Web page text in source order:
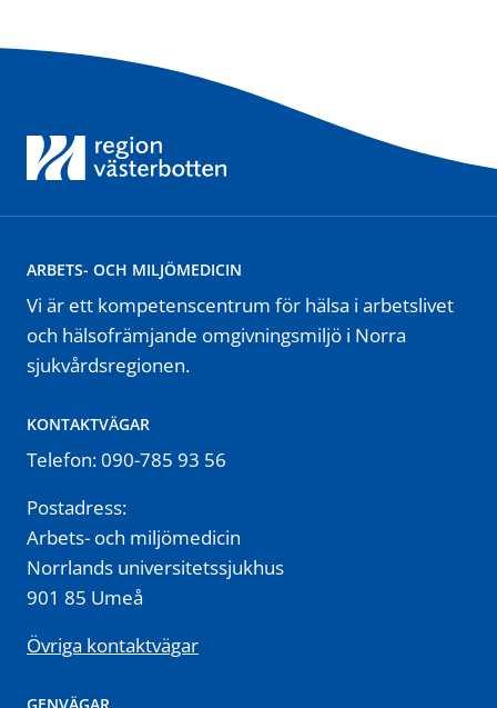
ARBETS- OCH MILJÖMEDICIN
Vi är ett kompetenscentrum för hälsa i arbetslivet
och hälsofrämjande omgivningsmiljö i Norra
sjukvårdsregionen.
KONTAKTVÄGAR
Telefon: 090-785 93 56
Postadress:
Arbets- och miljömedicin
Norrlands universitetssjukhus
901 85 Umeå
Övriga kontaktvägar